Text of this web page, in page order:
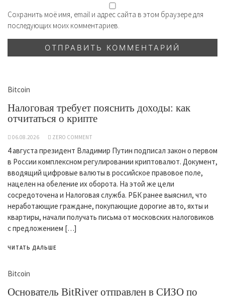
Сохранить моё имя, email и адрес сайта в этом браузере для
последующих моих комментариев.
Bitcoin
Налоговая требует пояснить доходы: как
отчитаться о крипте
06.08.2026 ZERO COMMENT
4 августа президент Владимир Путин подписал закон о первом
в России комплексном регулировании криптовалют. Документ,
вводящий цифровые валюты в российское правовое поле,
нацелен на обеление их оборота. На этой же цели
сосредоточена и Налоговая служба. РБК ранее выяснил, что
неработающие граждане, покупающие дорогие авто, яхты и
квартиры, начали получать письма от московских налоговиков
с предложением […]
ЧИТАТЬ ДАЛЬШЕ
Bitcoin
Основатель BitRiver отправлен в СИЗО по